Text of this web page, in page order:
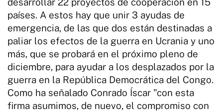
países. A estos hay que unir 3 ayudas de
emergencia, de las que dos están destinadas a
paliar los efectos de la guerra en Ucrania y uno
más, que se probará en el próximo pleno de
diciembre, para ayudar a los desplazados por la
guerra en la República Democrática del Congo.
Como ha señalado Conrado Íscar "con esta
firma asumimos, de nuevo, el compromiso con